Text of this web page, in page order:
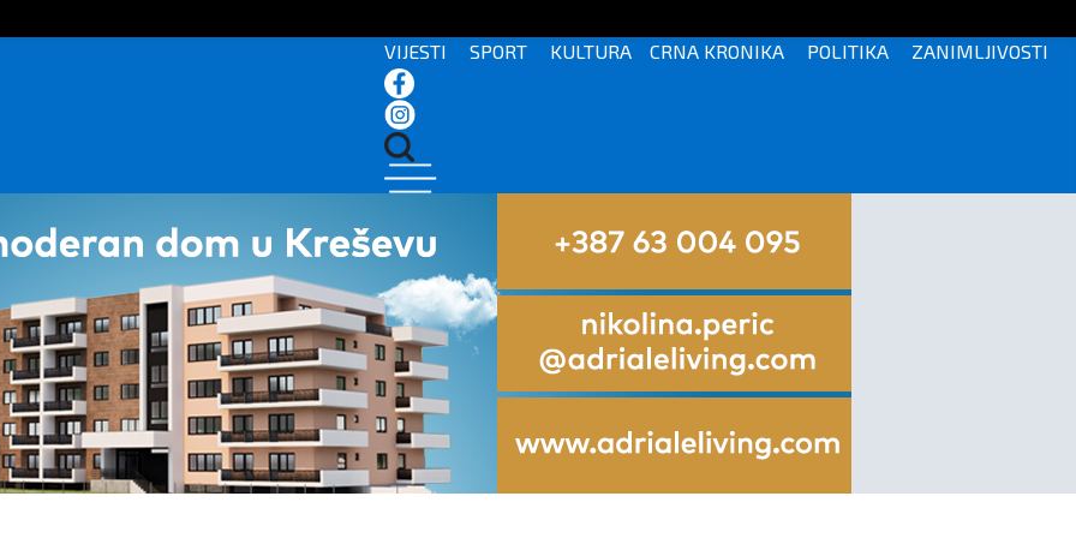
VIJESTI SPORT KULTURA CRNA KRONIKA POLITIKA ZANIMLJIVOSTI